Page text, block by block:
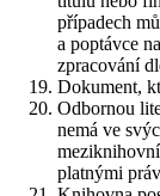
případech
a poptávce
zpracování
Dokument,
Odbornou
nemá ve
platnými